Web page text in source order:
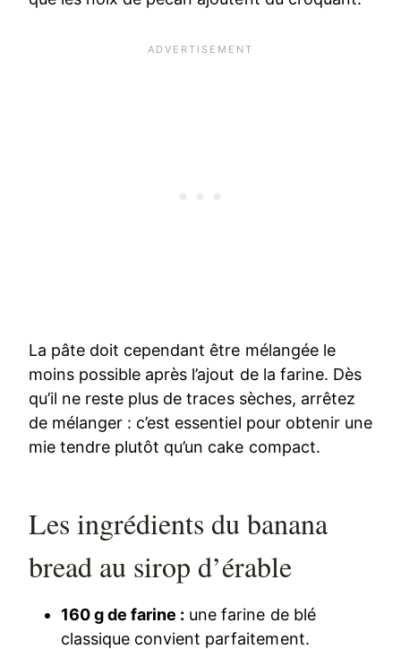
La pâte doit cependant être mélangée le
moins possible après l’ajout de la farine. Dès
qu’il ne reste plus de traces sèches, arrêtez
de mélanger : c’est essentiel pour obtenir une
mie tendre plutôt qu’un cake compact.
Les ingrédients du banana
bread au sirop d’érable
160 g de farine : une farine de blé
classique convient parfaitement.